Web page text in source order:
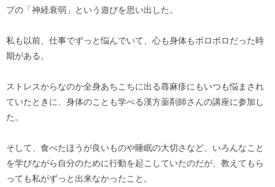
プの「神経衰弱」という遊びを思い出した。
私も以前、仕事でずっと悩んでいて、心も身体もボロボロだった時
期がある。
ストレスからなのか全身あちこちに出る蕁麻疹にもいつも悩まされ
ていたときに、身体のことも学べる漢方薬剤師さんの講座に参加し
た。
そして、食べたほうが良いものや睡眠の大切さなど、いろんなこと
を学びながら自分のために行動を起こしていたのだが、教えてもら
っても私がずっと出来なかったこと。